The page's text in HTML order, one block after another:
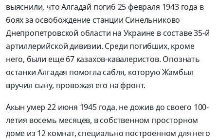
выяснили, что Алгадай погиб 25 февраля 1943 года в
боях за освобождение станции Синельниково
Днепропетровской области на Украине в составе 35-й
артиллерийской дивизии. Среди погибших, кроме
него, были еще 67 казахов-кавалеристов. Опознать
останки Алгадая помогла сабля, которую Жамбыл
вручил сыну, провожая его на фронт.
Акын умер 22 июня 1945 года, не дожив до своего 100-
летия восемь месяцев, в собственном просторном
доме из 12 комнат, специально построенном для него